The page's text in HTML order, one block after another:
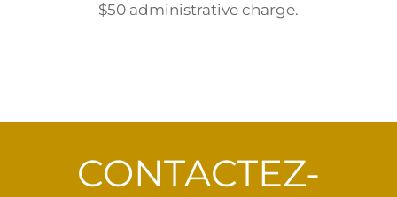
$50 administrative charge.
CONTACTEZ-